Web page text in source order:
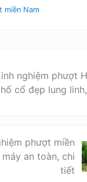
miền Nam
nghiệm phượt
cổ đẹp lung
phượt miền
an toàn, chi
tiết